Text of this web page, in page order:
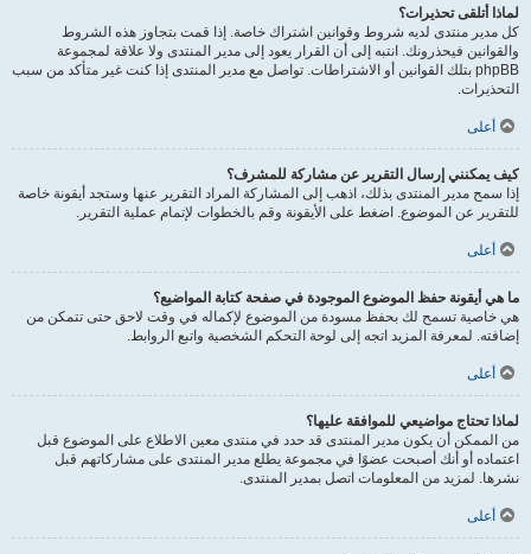
لماذا أتلقى تحذيرات؟
كل مدير منتدى لديه شروط وقوانين اشتراك خاصة. إذا قمت بتجاوز هذه الشروط
والقوانين فيحذرونك. انتبه إلى أن القرار يعود إلى مدير المنتدى ولا علاقة لمجموعة
phpBB بتلك القوانين أو الاشتراطات. تواصل مع مدير المنتدى إذا كنت غير متأكد من سبب
التحذيرات.
أعلى
كيف يمكنني إرسال التقرير عن مشاركة للمشرف؟
إذا سمح مدير المنتدى بذلك، اذهب إلى المشاركة المراد التقرير عنها وستجد أيقونة خاصة
للتقرير عن الموضوع. اضغط على الأيقونة وقم بالخطوات لإتمام عملية التقرير.
أعلى
ما هي أيقونة حفظ الموضوع الموجودة في صفحة كتابة المواضيع؟
هي خاصية تسمح لك بحفظ مسودة من الموضوع لإكماله في وقت لاحق حتى تتمكن من
إضافته. لمعرفة المزيد اتجه إلى لوحة التحكم الشخصية واتبع الروابط.
أعلى
لماذا تحتاج مواضيعي للموافقة عليها؟
من الممكن أن يكون مدير المنتدى قد حدد في منتدى معين الاطلاع على الموضوع قبل
اعتماده أو أنك أصبحت عضوًا في مجموعة يطلع مدير المنتدى على مشاركاتهم قبل
نشرها. لمزيد من المعلومات اتصل بمدير المنتدى.
أعلى